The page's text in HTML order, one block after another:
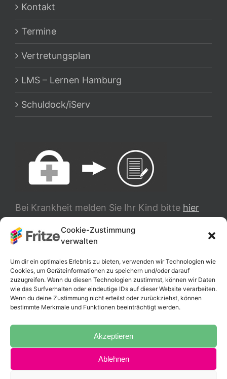
Cookie-Zustimmung
verwalten
Um dir ein optimales Erlebnis zu bieten, verwenden wir Technologien wie
Cookies, um Geräteinformationen zu speichern und/oder darauf
zuzugreifen. Wenn du diesen Technologien zustimmst, können wir Daten
wie das Surfverhalten oder eindeutige IDs auf dieser Website verarbeiten.
Wenn du deine Zustimmung nicht erteilst oder zurückziehst, können
bestimmte Merkmale und Funktionen beeinträchtigt werden.
Akzeptieren
Ablehnen
Kontakt
Termine
Vertretungsplan
LMS – Lernen Hamburg
Schuldock/iServ
Bei Krankheit melden Sie Ihr Kind bitte hier
TRANSLATE